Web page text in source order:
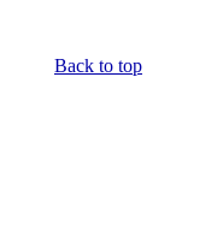
Back to top